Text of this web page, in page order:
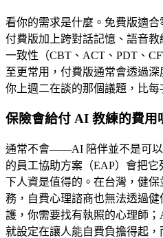
看你的需求是什麼。免費版適合
付費版加上跨對話記憶、語音
一致性（CBT、ACT、PDT、
至更常用，付費版通常會透過
你上週二在談的那個議題，比每
保險會給付 AI 教練的費用
通常不會——AI 陪伴並不是可以
的員工協助方案（EAP）會把
下人資是值得的。在台灣，健
務，自費心理諮商也無法透過
護，你需要找有執照的心理師
就設定在讓人能自費負擔得起，